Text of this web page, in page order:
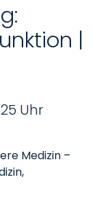
|
Uhr
Medizin –